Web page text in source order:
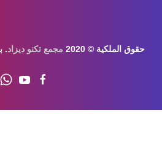
الملكية © 2020 مجمع تكنو ديزاد .